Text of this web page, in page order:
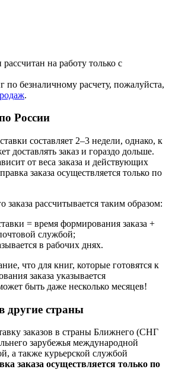
на работу только с
по безналичному расчету, пожалуйста,
.
России
составляет 2–3 недели, однако, к
доставлять заказ и гораздо дольше.
от веса заказа и действующих
заказа осуществляется только по
рассчитывается таким образом:
= время формирования заказа +
службой;
в рабочих днях.
что для книг, которые готовятся к
заказа указывается
быть даже несколько месяцев!
другие страны
заказов в страны Ближнего (СНГ
зарубежья международной
а также курьерской службой
заказа осуществляется только по